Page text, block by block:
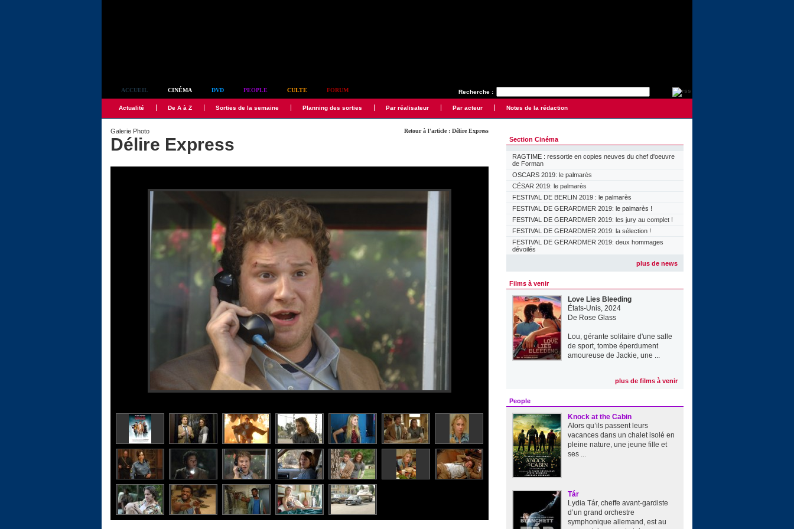
Recherche :
ACCUEIL CINÉMA DVD PEOPLE CULTE FORUM
Actualité De A à Z Sorties de la semaine Planning des sorties Par réalisateur Par acteur Notes de la rédaction
Retour à l'article : Délire Express
Galerie Photo
Délire Express Section Cinéma
RAGTIME : ressortie en copies neuves du chef d'oeuvre
de Forman
OSCARS 2019: le palmarès
CÉSAR 2019: le palmarès
FESTIVAL DE BERLIN 2019 : le palmarès
FESTIVAL DE GERARDMER 2019: le palmarès !
FESTIVAL DE GERARDMER 2019: les jury au complet !
FESTIVAL DE GERARDMER 2019: la sélection !
FESTIVAL DE GERARDMER 2019: deux hommages
dévoilés
plus de news
Films à venir
Love Lies Bleeding
États-Unis, 2024
De Rose Glass
Lou, gérante solitaire d'une salle
de sport, tombe éperdument
amoureuse de Jackie, une ...
plus de films à venir
People
Knock at the Cabin
Alors qu’ils passent leurs
vacances dans un chalet isolé en
pleine nature, une jeune fille et
ses ...
Tár
Lydia Tár, cheffe avant-gardiste
d’un grand orchestre
symphonique allemand, est au